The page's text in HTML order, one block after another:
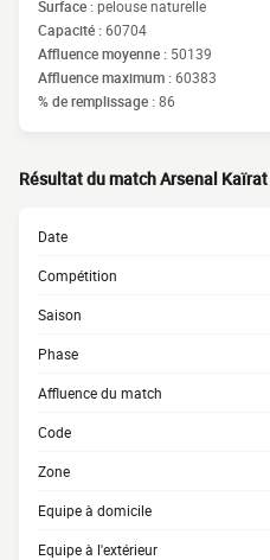
Surface :pelouse naturelle
Capacité :60704
Affluence moyenne : 50139
Affluence maximum :60383
% de remplissage :86
Résultat du match Arsenal Kaïrat
Date
Compétition
Saison
Phase
Affluence du match
Code
Zone
Equipe à domicile
Equipe à l'extérieur